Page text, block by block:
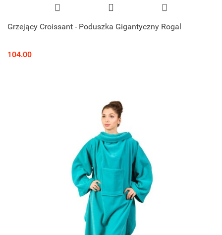
Grzejący Croissant - Poduszka Gigantyczny Rogal
104.00